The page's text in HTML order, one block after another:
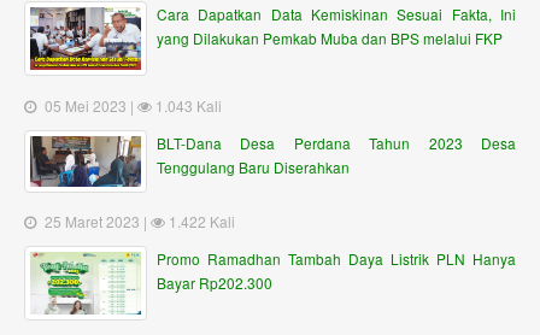
Cara Dapatkan Data Kemiskinan Sesuai Fakta, Ini
yang Dilakukan Pemkab Muba dan BPS melalui FKP
05 Mei 2023 |
1.043 Kali
BLT-Dana Desa Perdana Tahun 2023 Desa
Tenggulang Baru Diserahkan
25 Maret 2023 |
1.422 Kali
Promo Ramadhan Tambah Daya Listrik PLN Hanya
Bayar Rp202.300